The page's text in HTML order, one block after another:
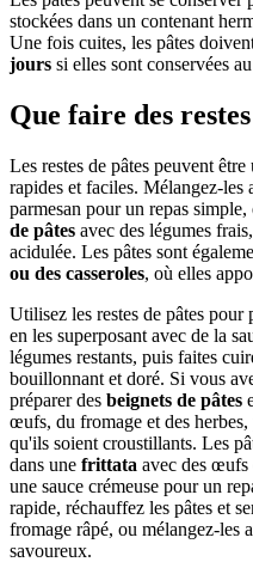
stockées dans un contenant
Une fois cuites, les pâtes
jours si elles sont conservées
Que faire des
Les restes de pâtes peuvent
rapides et faciles. Mélangez-
parmesan pour un repas
de pâtes avec des légumes
acidulée. Les pâtes sont
ou des casseroles, où elles
Utilisez les restes de pâtes pour
en les superposant avec de la
légumes restants, puis faites
bouillonnant et doré. Si vous
préparer des beignets de pâtes
œufs, du fromage et des
qu'ils soient croustillants. Les
dans une frittata avec des œufs
une sauce crémeuse pour un
rapide, réchauffez les pâtes et
fromage râpé, ou mélangez-les
savoureux.